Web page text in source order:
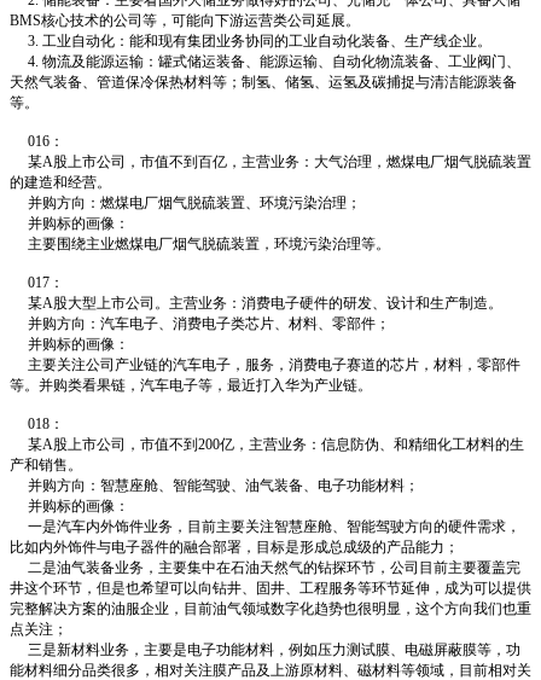
BMS核心技术的公司等，可能向下游运营类公司延展。
3. 工业自动化：能和现有集团业务协同的工业自动化装备、生产线企业。
4. 物流及能源运输：罐式储运装备、能源运输、自动化物流装备、工业阀门、
天然气装备、管道保冷保热材料等；制氢、储氢、运氢及碳捕捉与清洁能源装备
等。
016：
某A股上市公司，市值不到百亿，主营业务：大气治理，燃煤电厂烟气脱硫装置
的建造和经营。
并购方向：燃煤电厂烟气脱硫装置、环境污染治理；
并购标的画像：
主要围绕主业燃煤电厂烟气脱硫装置，环境污染治理等。
017：
某A股大型上市公司。主营业务：消费电子硬件的研发、设计和生产制造。
并购方向：汽车电子、消费电子类芯片、材料、零部件；
并购标的画像：
主要关注公司产业链的汽车电子，服务，消费电子赛道的芯片，材料，零部件
等。并购类看果链，汽车电子等，最近打入华为产业链。
018：
某A股上市公司，市值不到200亿，主营业务：信息防伪、和精细化工材料的生
产和销售。
并购方向：智慧座舱、智能驾驶、油气装备、电子功能材料；
并购标的画像：
一是汽车内外饰件业务，目前主要关注智慧座舱、智能驾驶方向的硬件需求，
比如内外饰件与电子器件的融合部署，目标是形成总成级的产品能力；
二是油气装备业务，主要集中在石油天然气的钻探环节，公司目前主要覆盖完
井这个环节，但是也希望可以向钻井、固井、工程服务等环节延伸，成为可以提供
完整解决方案的油服企业，目前油气领域数字化趋势也很明显，这个方向我们也重
点关注；
三是新材料业务，主要是电子功能材料，例如压力测试膜、电磁屏蔽膜等，功
能材料细分品类很多，相对关注膜产品及上游原材料、磁材料等领域，目前相对关